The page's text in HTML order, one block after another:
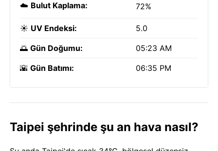
☁️ Bulut Kaplama: 72%
☀️ UV Endeksi: 5.0
🌅 Gün Doğumu: 05:23 AM
🌇 Gün Batımı: 06:35 PM
Taipei şehrinde şu an hava nasıl?